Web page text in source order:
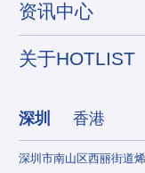
资讯中心
关于HOTLIST
深圳 香港
深圳市南山区西丽街道